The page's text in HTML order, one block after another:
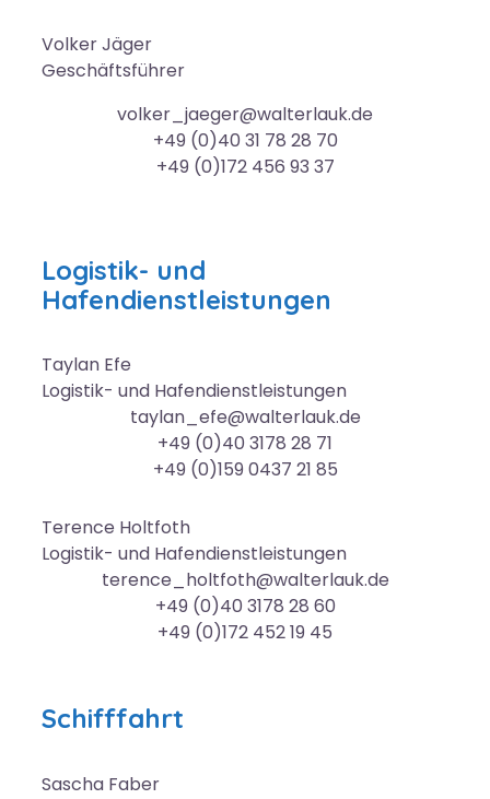
VolkerJäger
Geschäftsführer
volker_jaeger@walterlauk.de
+49 (0)40 31 78 28 70
+49 (0)172 456 93 37
Logistik- und
Hafendienstleistungen
Taylan Efe
Logistik- und Hafendienstleistungen
taylan_efe@walterlauk.de
+49 (0)40 3178 28 71
+49 (0)159 0437 21 85
Terence Holtfoth
Logistik- und Hafendienstleistungen
terence_holtfoth@walterlauk.de
+49 (0)40 3178 28 60
+49 (0)172 452 19 45
Schifffahrt
Sascha Faber